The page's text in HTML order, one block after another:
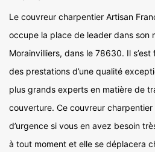
Le couvreur charpentier Artisan
occupe la place de leader dans son
Morainvilliers, dans le 78630. Il
des prestations d’une qualité
plus grands experts en matière de
couverture. Ce couvreur charpentier
d’urgence si vous en avez besoin
à tout moment et elle se déplacera